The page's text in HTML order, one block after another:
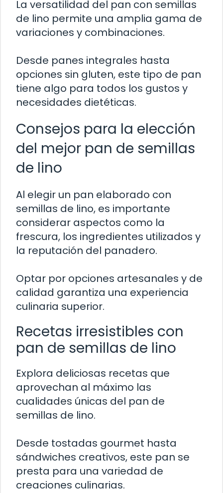
La versatilidad del pan con semillas
de lino permite una amplia gama de
variaciones y combinaciones.
Desde panes integrales hasta
opciones sin gluten, este tipo de pan
tiene algo para todos los gustos y
necesidades dietéticas.
Consejos para la elección
del mejor pan de semillas
de lino
Al elegir un pan elaborado con
semillas de lino, es importante
considerar aspectos como la
frescura, los ingredientes utilizados y
la reputación del panadero.
Optar por opciones artesanales y de
calidad garantiza una experiencia
culinaria superior.
Recetas irresistibles con
pan de semillas de lino
Explora deliciosas recetas que
aprovechan al máximo las
cualidades únicas del pan de
semillas de lino.
Desde tostadas gourmet hasta
sándwiches creativos, este pan se
presta para una variedad de
creaciones culinarias.